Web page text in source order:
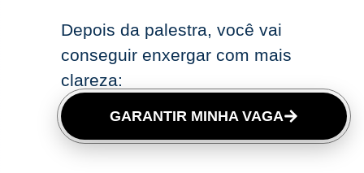
Depois da palestra, você vai
conseguir enxergar com mais
clareza:
GARANTIR MINHA VAGA